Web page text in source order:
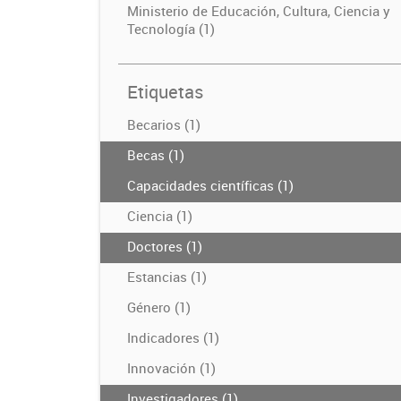
Ministerio de Educación, Cultura, Ciencia y
Tecnología (1)
Etiquetas
Becarios (1)
Becas (1)
Capacidades científicas (1)
Ciencia (1)
Doctores (1)
Estancias (1)
Género (1)
Indicadores (1)
Innovación (1)